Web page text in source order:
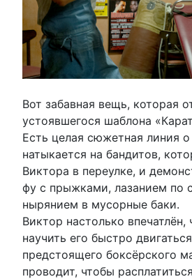
Вот забавная вещь, которая
устоявшегося шаблона
Есть целая сюжетная линия
натыкается на бандитов,
Виктора в переулке, и
фу с прыжками, лазанием по
нырянием в мусорные баки.
Виктор настолько
научить его быстро
предстоящего боксёрского
проводит, чтобы